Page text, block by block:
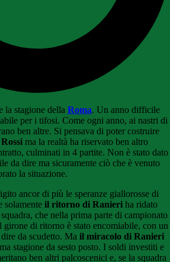
la stagione della Roma. Un anno difficile
per i tifosi. Come ogni anno, ai nastri di
ben altre. Si pensava di poter costruire
ma la realtà ha riservato ben altro
culminati in 4 partite. Non è stato dato
da dire ma sicuramente ciò che è venuto
la situazione.
ancor di più le speranze giallorosse di
solamente il ritorno di Ranieri ha ridato
che nella prima parte di campionato
girone di ritorno è stato encomiabile, con un
da scudetto. Ma il miracolo di Ranieri
stagione da sesto posto. I soldi investiti e
ben altri palcoscenici e, se la squadra